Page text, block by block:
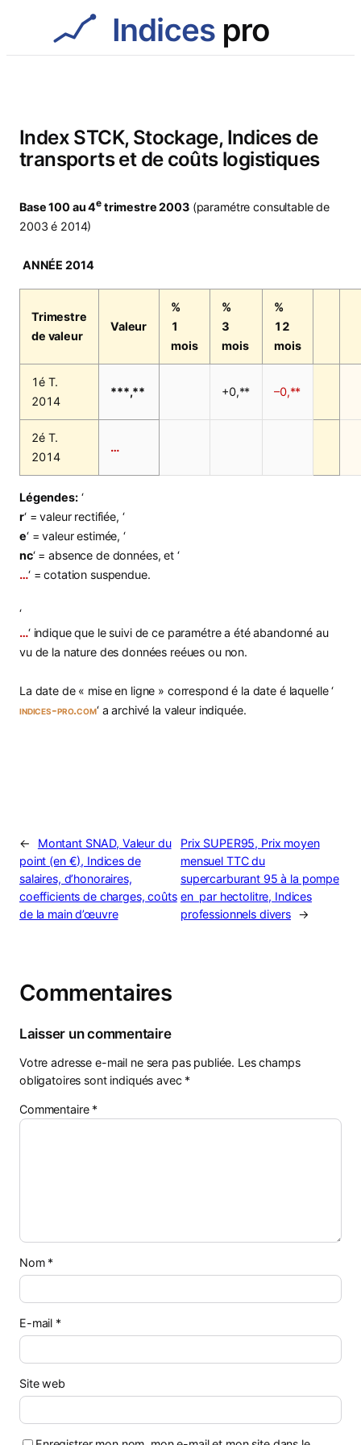
Index STCK, Stockage, Indices de
transports et de coûts logistiques
Base 100 au 4e trimestre 2003(paramétre consultable de
2003 é 2014)
ANNÉE 2014
Trimestre
de valeur
Valeur
%
1
mois
%
3
mois
%
12
mois
1é T.
2014
***,** +0,** –0,**
2é T.
2014
…
Légendes:‘
r‘ = valeur rectifiée, ‘
e‘ = valeur estimée, ‘
nc‘ = absence de données, et ‘
…‘ = cotation suspendue.
‘
…‘ indique que le suivi de ce paramétre a été abandonné au
vu de la nature des données reéues ou non.
La date de « mise en ligne » correspond é la date é laquelle ‘
indices-pro.com‘ a archivé la valeur indiquée.
←
Montant SNAD, Valeur du
point (en €), Indices de
salaires, d’honoraires,
coefficients de charges, coûts
de la main d’œuvre
Prix SUPER95, Prix moyen
mensuel TTC du
supercarburant 95 à la pompe
en  par hectolitre, Indices
professionnels divers →
Commentaires
Laisser un commentaire
Votre adresse e-mail ne sera pas publiée. Les champs
obligatoires sont indiqués avec *
Commentaire *
Nom *
E-mail *
Site web